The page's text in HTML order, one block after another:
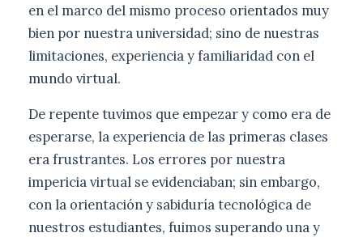
en el marco del mismo proceso orientados muy
bien por nuestra universidad; sino de nuestras
limitaciones, experiencia y familiaridad con el
mundo virtual.
De repente tuvimos que empezar y como era de
esperarse, la experiencia de las primeras clases
era frustrantes. Los errores por nuestra
impericia virtual se evidenciaban; sin embargo,
con la orientación y sabiduría tecnológica de
nuestros estudiantes, fuimos superando una y